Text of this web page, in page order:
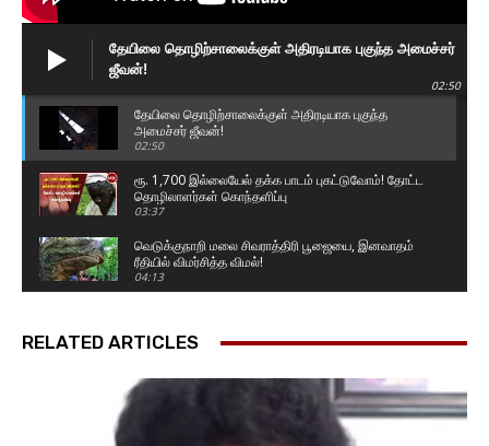
தேயிலை தொழிற்சாலைக்குள் அதிரடியாக புகுந்த அமைச்சர்
ஜீவன்!
02:50
தேயிலை தொழிற்சாலைக்குள் அதிரடியாக புகுந்த
அமைச்சர் ஜீவன்!
02:50
ரூ. 1,700 இல்லையேல் தக்க பாடம் புகட்டுவோம்! தோட்ட
தொழிலாளர்கள் கொந்தளிப்பு
03:37
வெடுக்குநாறி மலை சிவராத்திரி பூஜையை, இனவாதம்
ரீதியில் விமர்சித்த விமல்!
04:13
சாணக்கியன்
07:58
மதச் சுதந்திரம் வடக்கிற்கும் தெற்கிற்கும் சமமாக
இருக்க வேண்டும்! வெடுக்குநாறி மலைச் சம்பவம்.!
RELATED ARTICLES